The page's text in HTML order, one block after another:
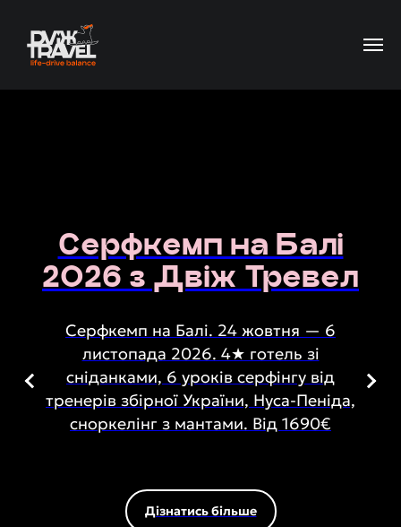
Серфкемп на Балі
2026 з Двіж Тревел
Серфкемп на Балі. 24 жовтня — 6
листопада 2026. 4★ готель зі
сніданками, 6 уроків серфінгу від
тренерів збірної України, Нуса-Пеніда,
сноркелінг з мантами. Від 1690€
Дізнатись більше